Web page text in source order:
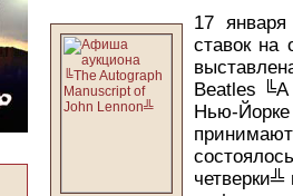
17
ставок на
Beatles
Нью-
четверки╩